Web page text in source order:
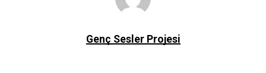
Genç Sesler Projesi